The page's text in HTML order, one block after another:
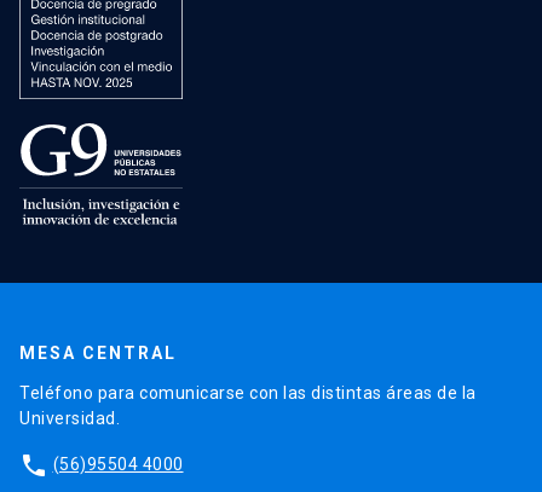
MESA CENTRAL
Teléfono para comunicarse con las distintas áreas de la
Universidad.
phone (56)95504 4000